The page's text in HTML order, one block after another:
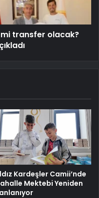
transfer olacak?
Kardeşler Camii’nde
Mektebi Yeniden